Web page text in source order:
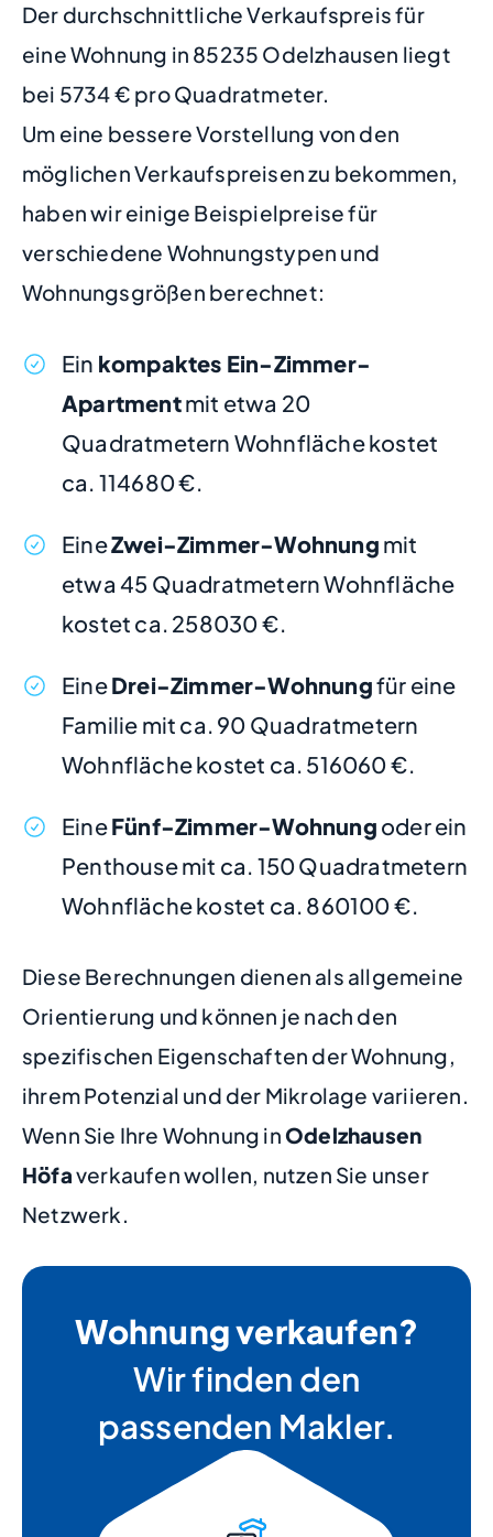
Der durchschnittliche Verkaufspreis für
eine Wohnung in 85235 Odelzhausen liegt
bei 5734 € pro Quadratmeter.
Um eine bessere Vorstellung von den
möglichen Verkaufspreisen zu bekommen,
haben wir einige Beispielpreise für
verschiedene Wohnungstypen und
Wohnungsgrößen berechnet:
Ein kompaktes Ein-Zimmer-
Apartmentmit etwa 20
Quadratmetern Wohnfläche kostet
ca. 114680 €.
EineZwei-Zimmer-Wohnung mit
etwa 45 Quadratmetern Wohnfläche
kostet ca. 258030 €.
EineDrei-Zimmer-Wohnungfür eine
Familie mit ca. 90 Quadratmetern
Wohnfläche kostet ca. 516060 €.
EineFünf-Zimmer-Wohnung oder ein
Penthouse mit ca. 150 Quadratmetern
Wohnfläche kostet ca. 860100 €.
Diese Berechnungen dienen als allgemeine
Orientierung und können je nach den
spezifischen Eigenschaften der Wohnung,
ihrem Potenzial und der Mikrolage variieren.
Wenn Sie Ihre Wohnung inOdelzhausen
Höfaverkaufen wollen, nutzen Sie unser
Netzwerk.
Wohnung verkaufen?
Wir finden den
passenden Makler.